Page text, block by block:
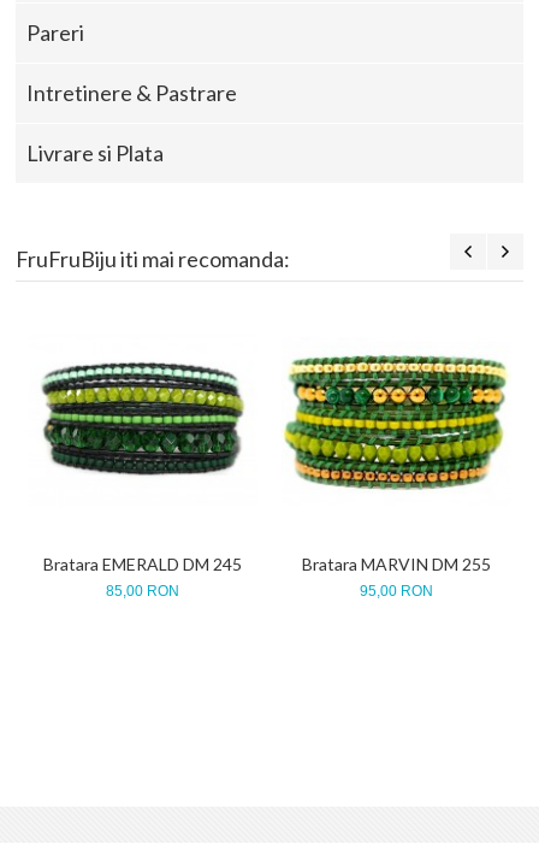
Pareri
Intretinere & Pastrare
Livrare si Plata
FruFruBiju iti mai recomanda:
Bratara EMERALD DM 245
85,00 RON
Bratara MARVIN DM 255
95,00 RON